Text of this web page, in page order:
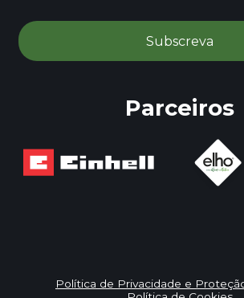
Parceiros
Política de Privacidade e